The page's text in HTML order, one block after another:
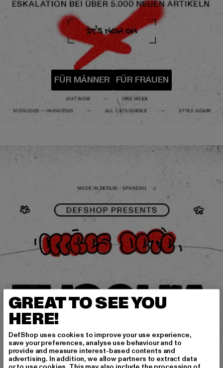
GREAT TO SEE YOU
HERE!
DefShop uses cookies to improve your use experience,
save your preferences, analyse use behaviour and to
provide and measure interest-based contents and
advertising. In addition, we allow partners to extract data